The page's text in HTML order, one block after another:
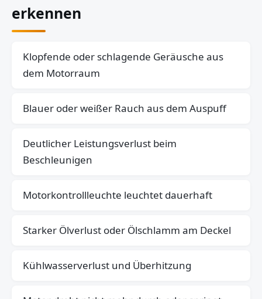
erkennen
Klopfende oder schlagende Geräusche aus
dem Motorraum
Blauer oder weißer Rauch aus dem Auspuff
Deutlicher Leistungsverlust beim
Beschleunigen
Motorkontrollleuchte leuchtet dauerhaft
Starker Ölverlust oder Ölschlamm am Deckel
Kühlwasserverlust und Überhitzung